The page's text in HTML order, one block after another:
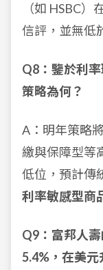
（如 HSBC）
信評，並無低
Q8：鑒於利
策略為何？
A：明年策略
繳與保障型等
低位，預計傳
利率敏感型商
Q9：富邦人
5.4%，在美